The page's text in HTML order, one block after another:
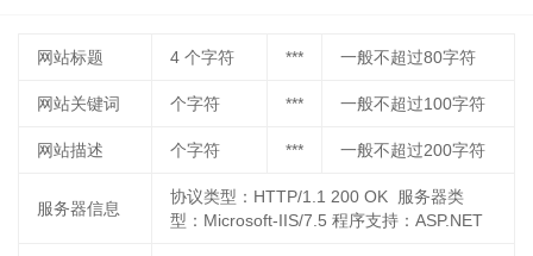
网站标题 4 个字符 *** 一般不超过80字符
网站关键词 个字符 *** 一般不超过100字符
网站描述 个字符 *** 一般不超过200字符
服务器信息
协议类型：HTTP/1.1 200 OK 服务器类
型：Microsoft-IIS/7.5 程序支持：ASP.NET